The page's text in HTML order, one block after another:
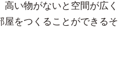
高い物がないと空間が広く
屋をつくることができるそ